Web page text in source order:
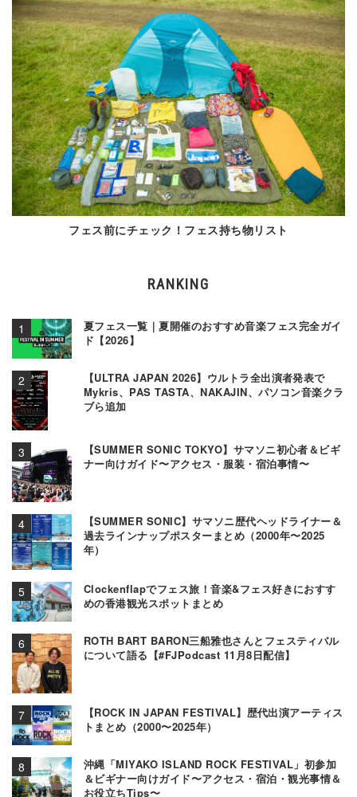
フェス前にチェック！フェス持ち物リスト
RANKING
夏フェス一覧｜夏開催のおすすめ音楽フェス完全ガイ
ド【2026】
【ULTRA JAPAN 2026】ウルトラ全出演者発表で
Mykris、PAS TASTA、NAKAJIN、パソコン音楽クラ
ブら追加
【SUMMER SONIC TOKYO】サマソニ初心者＆ビギ
ナー向けガイド〜アクセス・服装・宿泊事情〜
【SUMMER SONIC】サマソニ歴代ヘッドライナー＆
過去ラインナップポスターまとめ（2000年〜2025
年）
Clockenflapでフェス旅！音楽&フェス好きにおすす
めの香港観光スポットまとめ
ROTH BART BARON三船雅也さんとフェスティバル
について語る【#FJPodcast 11月8日配信】
【ROCK IN JAPAN FESTIVAL】歴代出演アーティス
トまとめ（2000〜2025年）
沖縄「MIYAKO ISLAND ROCK FESTIVAL」初参加
＆ビギナー向けガイド〜アクセス・宿泊・観光事情＆
お役立ちTips〜